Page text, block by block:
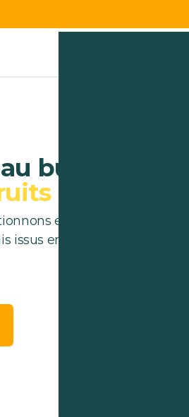
bureau avec
et livrons chaque
issus en priorité du Sud-